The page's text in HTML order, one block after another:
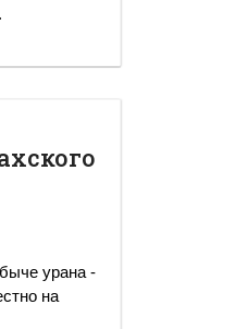
урана -
на